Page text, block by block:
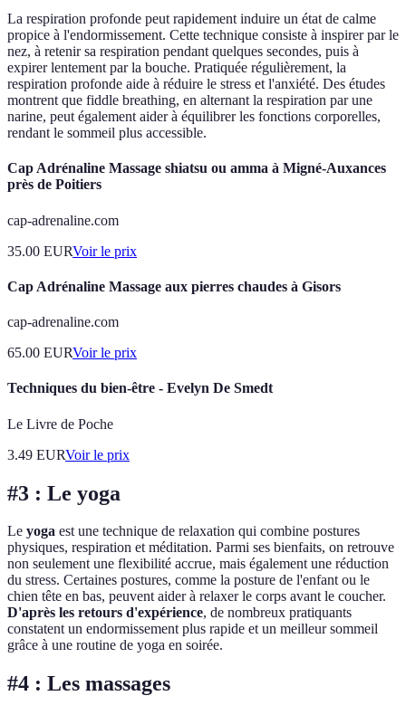
La respiration profonde peut rapidement induire un état de calme
propice à l'endormissement. Cette technique consiste à inspirer par le
nez, à retenir sa respiration pendant quelques secondes, puis à
expirer lentement par la bouche. Pratiquée régulièrement, la
respiration profonde aide à réduire le stress et l'anxiété. Des études
montrent que fiddle breathing, en alternant la respiration par une
narine, peut également aider à équilibrer les fonctions corporelles,
rendant le sommeil plus accessible.
Cap Adrénaline Massage shiatsu ou amma à Migné-Auxances
près de Poitiers
cap-adrenaline.com
35.00 EURVoir le prix
Cap Adrénaline Massage aux pierres chaudes à Gisors
cap-adrenaline.com
65.00 EURVoir le prix
Techniques du bien-être - Evelyn De Smedt
Le Livre de Poche
3.49 EURVoir le prix
#3 : Le yoga
Le yoga est une technique de relaxation qui combine postures
physiques, respiration et méditation. Parmi ses bienfaits, on retrouve
non seulement une flexibilité accrue, mais également une réduction
du stress. Certaines postures, comme la posture de l'enfant ou le
chien tête en bas, peuvent aider à relaxer le corps avant le coucher.
D'après les retours d'expérience, de nombreux pratiquants
constatent un endormissement plus rapide et un meilleur sommeil
grâce à une routine de yoga en soirée.
#4 : Les massages